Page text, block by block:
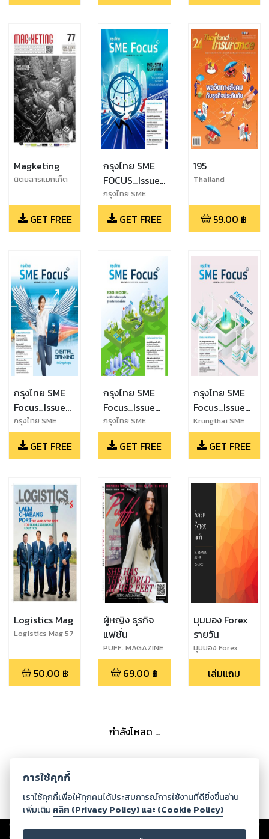
Magketing
นิตยสารแมกเก็ต
ฉบับ 77
GET FREE
กรุงไทย SME
FOCUS_Issue
42_May -
July 2024
กรุงไทย SME
FOCUS_Issue
42_May - July
2024
GET FREE
195
Thailand
59.00 ฿
กรุงไทย SME
Focus_Issue
41_February -
April 2024
กรุงไทย SME
Focus_Issue
41_February -
April 2024
GET FREE
กรุงไทย SME
Focus_Issue
40_November
2023-
January 2024
กรุงไทย SME
Focus_Issue
40_November
2023-January
GET FREE
กรุงไทย SME
Focus_Issue
39_August -
October 2023
Krungthai SME
Focus_Issue
39_August -
October 2023
GET FREE
Logistics Mag
Logistics Mag 57
50.00 ฿
ผู้หญิง ธุรกิจ
แฟชั่น
PUFF. MAGAZINE
: INAUGURAL
ISSUE : MARCH
2023
69.00 ฿
มุมมอง Forex
รายวัน
มุมมอง Forex
ประจำวันที่ 12-06-
2565เล่มแถม
กำลังโหลด ...
Copyright ©
ต่อผลงานหรือเนื้อหาใดที่อัปโหลดผ่านเว็บไซต์และปรากฏว่าละเมิดสิทธิใน
การใช้คุกกี้
เราใช้คุกกี้เพื่อให้ทุกคนได้ประสบการณ์การใช้งานที่ดียิ่งขึ้นอ่าน
เพิ่มเติม คลิก (Privacy Policy) และ (Cookie Policy)